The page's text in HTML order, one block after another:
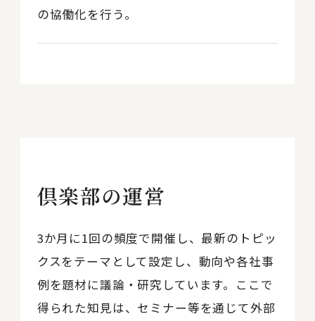
の協働化を行う。
倶楽部の運営
3か月に1回の頻度で開催し、最新のトピッ
クスをテーマとして設定し、動向や各社事
例を題材に議論・研究しています。ここで
得られた知見は、セミナー等を通じて外部